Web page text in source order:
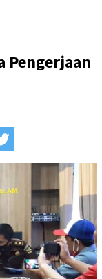
Pengerjaan